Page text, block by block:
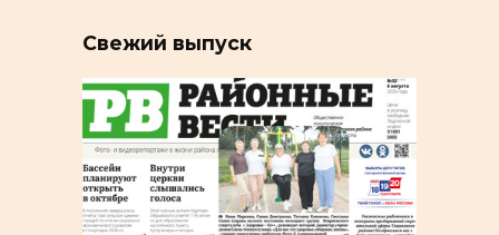
Свежий выпуск